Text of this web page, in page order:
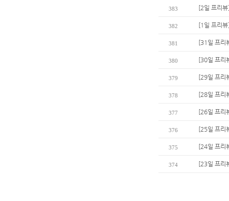
383 [2일 프리
382 [1일 프리
381 [31일 프리
380 [30일 프리
379 [29일 프리
378 [28일 프리
377 [26일 프리
376 [25일 프리
375 [24일 프리
374 [23일 프리